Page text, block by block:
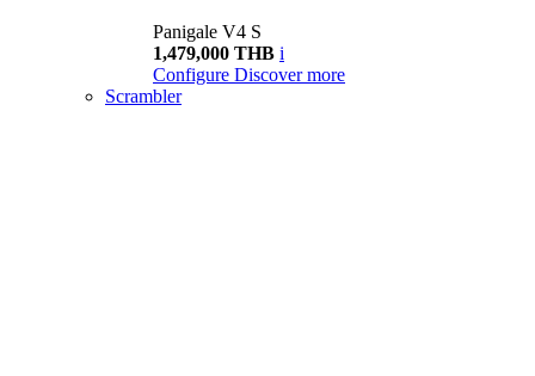
Panigale V4 S
1,479,000 THB i
Configure Discover more
Scrambler